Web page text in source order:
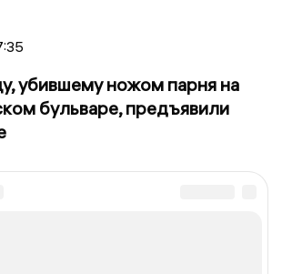
убившему ножом парня на
бульваре, предъявили